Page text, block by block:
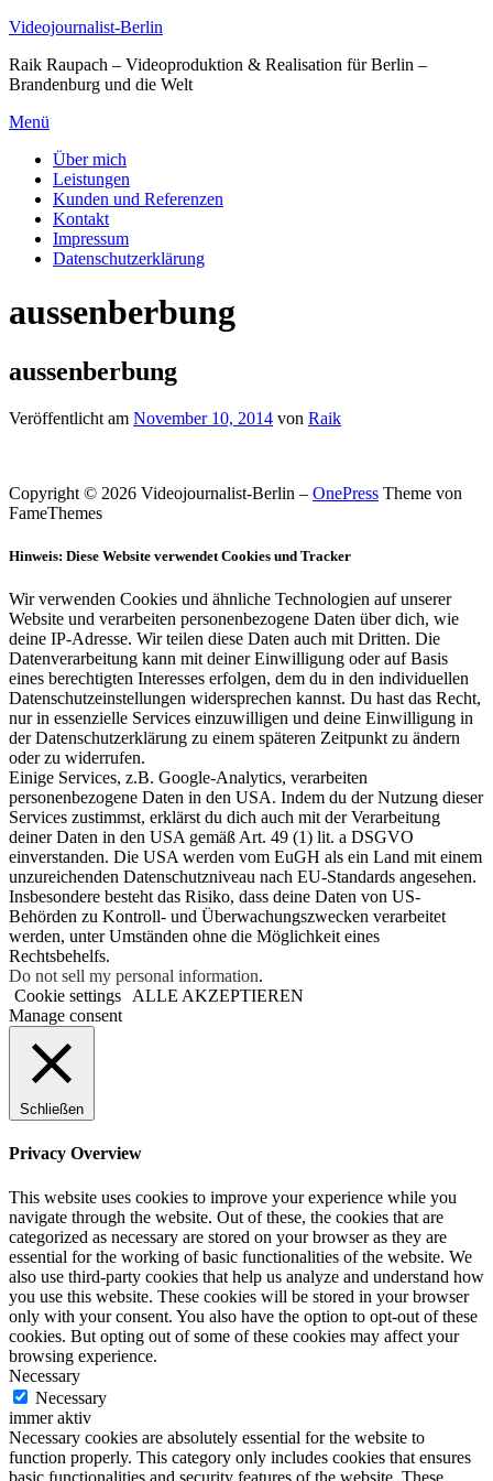
Zum
springen
Videojournalist-Berlin
Raik Raupach – Videoproduktion & Realisation für Berlin –
Brandenburg und die Welt
Menü
Über mich
Leistungen
Kunden und Referenzen
Kontakt
Impressum
Datenschutzerklärung
aussenberbung
aussenberbung
Veröffentlicht am November 10, 2014 von Raik
Copyright © 2026 Videojournalist-Berlin – OnePress Theme von
FameThemes
Hinweis: Diese Website verwendet Cookies und Tracker
Wir verwenden Cookies und ähnliche Technologien auf unserer
Website und verarbeiten personenbezogene Daten über dich, wie
deine IP-Adresse. Wir teilen diese Daten auch mit Dritten. Die
Datenverarbeitung kann mit deiner Einwilligung oder auf Basis
eines berechtigten Interesses erfolgen, dem du in den individuellen
Datenschutzeinstellungen widersprechen kannst. Du hast das Recht,
nur in essenzielle Services einzuwilligen und deine Einwilligung in
der Datenschutzerklärung zu einem späteren Zeitpunkt zu ändern
oder zu widerrufen.
Einige Services, z.B. Google-Analytics, verarbeiten
personenbezogene Daten in den USA. Indem du der Nutzung dieser
Services zustimmst, erklärst du dich auch mit der Verarbeitung
deiner Daten in den USA gemäß Art. 49 (1) lit. a DSGVO
einverstanden. Die USA werden vom EuGH als ein Land mit einem
unzureichenden Datenschutzniveau nach EU-Standards angesehen.
Insbesondere besteht das Risiko, dass deine Daten von US-
Behörden zu Kontroll- und Überwachungszwecken verarbeitet
werden, unter Umständen ohne die Möglichkeit eines
Rechtsbehelfs.
Do not sell my personal information.
Cookie settings
ALLE AKZEPTIEREN
Manage consent
Schließen
Privacy Overview
This website uses cookies to improve your experience while you
navigate through the website. Out of these, the cookies that are
categorized as necessary are stored on your browser as they are
essential for the working of basic functionalities of the website. We
also use third-party cookies that help us analyze and understand how
you use this website. These cookies will be stored in your browser
only with your consent. You also have the option to opt-out of these
cookies. But opting out of some of these cookies may affect your
browsing experience.
Necessary
Necessary
immer aktiv
Necessary cookies are absolutely essential for the website to
function properly. This category only includes cookies that ensures
basic functionalities and security features of the website. These